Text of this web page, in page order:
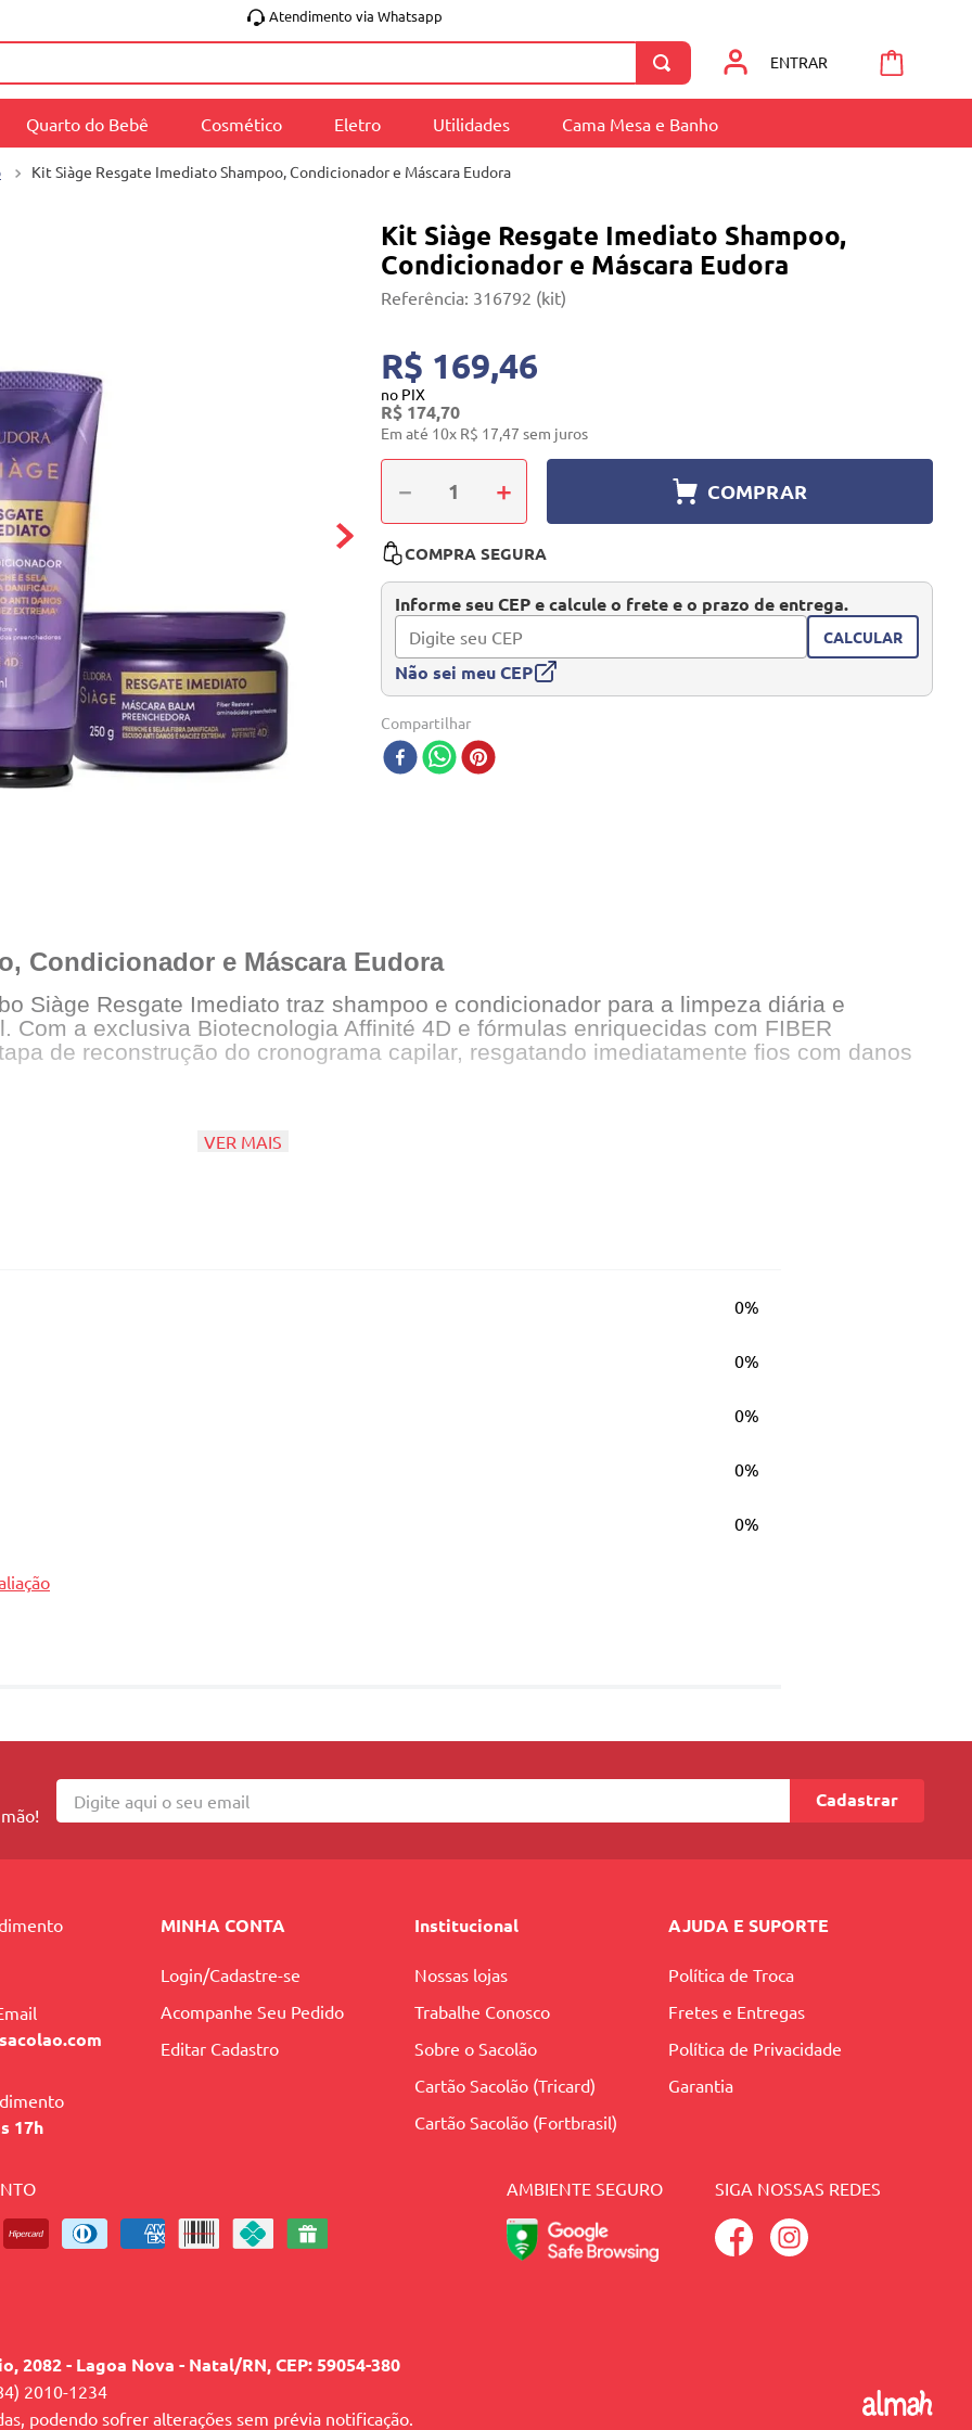
Atendimento via Whatsapp
ENTRAR
Quarto do Bebê Cosmético Eletro Utilidades Cama Mesa e Banho
Kit Siàge Resgate Imediato Shampoo, Condicionador e Máscara Eudora
Kit Siàge Resgate Imediato Shampoo,
Condicionador e Máscara Eudora
Referência: 316792 (kit)
R$ 169,46
no PIX
R$ 174,70
Em até 10x R$ 17,47 sem juros
＋
－ COMPRAR
COMPRA SEGURA
Informe seu CEP e calcule o frete e o prazo de entrega.
CALCULAR
Não sei meu CEP
Compartilhar
Condicionador e Máscara Eudora
Siàge Resgate Imediato traz shampoo e condicionador para a limpeza diária e
Com a exclusiva Biotecnologia Affinité 4D e fórmulas enriquecidas com FIBER
de reconstrução do cronograma capilar, resgatando imediatamente fios com danos
limpeza gentil que remove impurezas mantendo a camada protetora do fio. Além de
não possui corantes, petrolatos e sal¹, auxiliando no tratamento de recuperação
protetor que impede o ressecamento do fio e reduz a porosidade da fibra capilar.
Imediato 250g Eudora
todos os tipos de cabelos, com a exclusiva Biotecnologia Affinité 4D e ativos
VER MAIS
0%
0%
0%
0%
0%
Cadastrar
17h
MINHA CONTA
Login/Cadastre-se
Acompanhe Seu Pedido
Editar Cadastro
Institucional
Nossas lojas
Trabalhe Conosco
Sobre o Sacolão
Cartão Sacolão (Tricard)
Cartão Sacolão (Fortbrasil)
AJUDA E SUPORTE
Política de Troca
Fretes e Entregas
Política de Privacidade
Garantia
AMBIENTE SEGURO SIGA NOSSAS REDES
2082 - Lagoa Nova - Natal/RN, CEP: 59054-380
2010-1234
podendo sofrer alterações sem prévia notificação.